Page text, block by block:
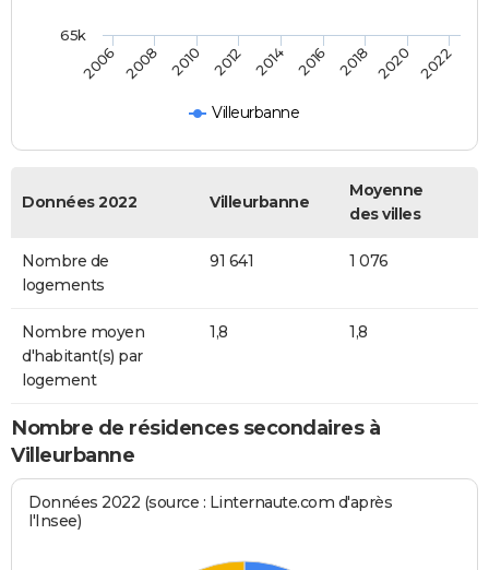
Villeurbanne
2006 2008 2010 2012 2014 2016 2018 2020 2022
65k
Données 2022 Villeurbanne
Moyenne
des villes
Nombre de
logements
91 641 1 076
Nombre moyen
d'habitant(s) par
logement
1,8 1,8
Nombre de résidences secondaires à
Villeurbanne
Données 2022 (source : Linternaute.com d'après
l'Insee)